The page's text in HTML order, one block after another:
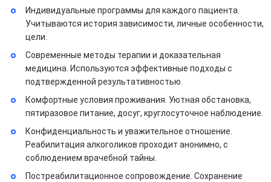
Индивидуальные программы для каждого пациента.
Учитываются история зависимости, личные особенности,
цели.
Современные методы терапии и доказательная
медицина. Используются эффективные подходы с
подтвержденной результативностью.
Комфортные условия проживания. Уютная обстановка,
пятиразовое питание, досуг, круглосуточное наблюдение.
Конфиденциальность и уважительное отношение.
Реабилитация алкоголиков проходит анонимно, с
соблюдением врачебной тайны.
Постреабилитационное сопровождение. Сохранение